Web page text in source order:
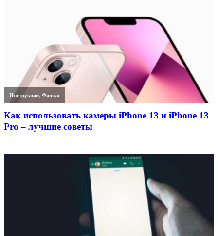
Инструкции,Фишки
Как использовать камеры iPhone 13 и iPhone 13
Pro – лучшие советы